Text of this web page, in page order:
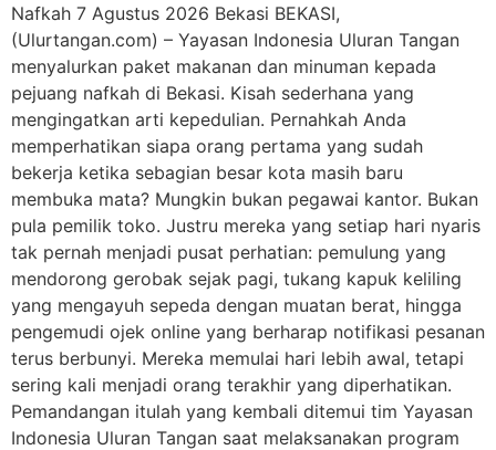
Nafkah 7 Agustus 2026 Bekasi BEKASI,
(Ulurtangan.com) – Yayasan Indonesia Uluran Tangan
menyalurkan paket makanan dan minuman kepada
pejuang nafkah di Bekasi. Kisah sederhana yang
mengingatkan arti kepedulian. Pernahkah Anda
memperhatikan siapa orang pertama yang sudah
bekerja ketika sebagian besar kota masih baru
membuka mata? Mungkin bukan pegawai kantor. Bukan
pula pemilik toko. Justru mereka yang setiap hari nyaris
tak pernah menjadi pusat perhatian: pemulung yang
mendorong gerobak sejak pagi, tukang kapuk keliling
yang mengayuh sepeda dengan muatan berat, hingga
pengemudi ojek online yang berharap notifikasi pesanan
terus berbunyi. Mereka memulai hari lebih awal, tetapi
sering kali menjadi orang terakhir yang diperhatikan.
Pemandangan itulah yang kembali ditemui tim Yayasan
Indonesia Uluran Tangan saat melaksanakan program